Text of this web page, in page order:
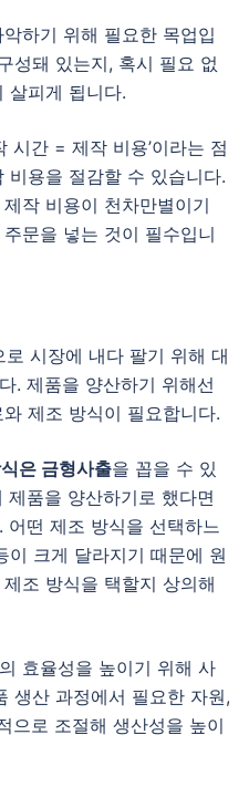
하기 위해 필요한 목업입
성돼 있는지, 혹시 필요 없
살피게 됩니다.
시간 = 제작 비용’이라는 점
비용을 절감할 수 있습니다.
작 비용이 천차만별이기
문을 넣는 것이 필수입니
시장에 내다 팔기 위해 대
. 제품을 양산하기 위해선
제조 방식이 필요합니다.
은 금형사출을 꼽을 수 있
품을 양산하기로 했다면
어떤 제조 방식을 선택하느
이 크게 달라지기 때문에 원
조 방식을 택할지 상의해
효율성을 높이기 위해 사
생산 과정에서 필요한 자원,
으로 조절해 생산성을 높이